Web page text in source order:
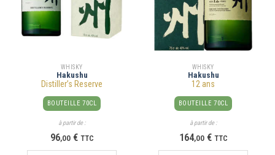
WHISKY
Hakushu
Distiller’s Reserve
BOUTEILLE 70CL
à partir de :
96,00 € TTC
WHISKY
Hakushu
12 ans
BOUTEILLE 70CL
à partir de :
164,00 € TTC